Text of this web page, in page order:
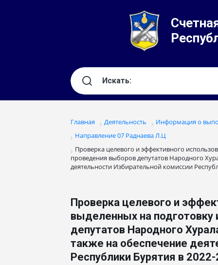
Главная Деятельность
Информация о
Направление 07 Раднаева Л.Ц
Проверка целевого и эффективного
проведения выборов депутатов Народного
деятельности Избирательной комиссии
Проверка целевого и
выделенных на подготовку
депутатов Народного
также на обеспечение
Республики Бурятия в